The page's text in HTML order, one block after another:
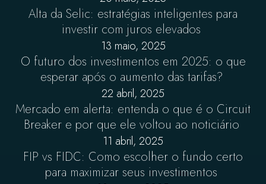
Alta da Selic: estratégias inteligentes para
investir com juros elevados
13 maio, 2025
O futuro dos investimentos em 2025: o que
esperar após o aumento das tarifas?
22 abril, 2025
Mercado em alerta: entenda o que é o Circuit
Breaker e por que ele voltou ao noticiário
11 abril, 2025
FIP vs FIDC: Como escolher o fundo certo
para maximizar seus investimentos